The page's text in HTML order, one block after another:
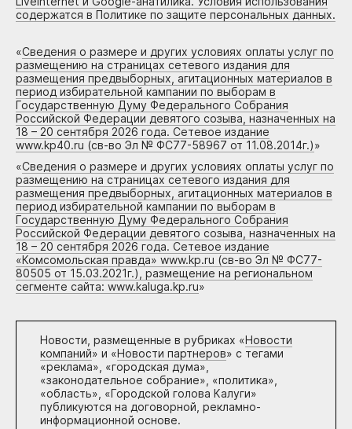
содержатся в Политике по защите персональных данных.
«Сведения о размере и других условиях оплаты услуг по
размещению на страницах сетевого издания для
размещения предвыборных, агитационных материалов в
период избирательной кампании по выборам в
Государственную Думу Федерального Собрания
Российской Федерации девятого созыва, назначенных на
18 – 20 сентября 2026 года. Сетевое издание
www.kp40.ru (св-во Эл № ФС77-58967 от 11.08.2014г.)»
«Сведения о размере и других условиях оплаты услуг по
размещению на страницах сетевого издания для
размещения предвыборных, агитационных материалов в
период избирательной кампании по выборам в
Государственную Думу Федерального Собрания
Российской Федерации девятого созыва, назначенных на
18 – 20 сентября 2026 года. Сетевое издание
«Комсомольская правда» www.kp.ru (св-во Эл № ФС77-
80505 от 15.03.2021г.), размещение на региональном
сегменте сайта: www.kaluga.kp.ru»
Новости, размещенные в рубриках «Новости
компаний» и «Новости партнеров» с тегами
«реклама», «городская дума»,
«законодательное собрание», «политика»,
«область», «Городской голова Калуги»
публикуются на договорной, рекламно-
информационной основе.